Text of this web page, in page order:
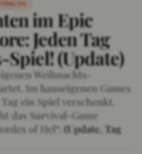
im Epic
Jeden Tag
(Update)
Weihnachts-
Im hauseigenen Games
ein Spiel verschenkt.
das Survival-Game
of Hel“.(Update, Tag